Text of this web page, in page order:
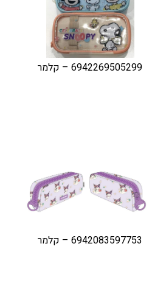
6942269505299 – קלמר
6942083597753 – קלמר